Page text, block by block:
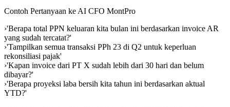
Contoh Pertanyaan ke AI CFO MontPro
›'Berapa total PPN keluaran kita bulan ini berdasarkan invoice AR
yang sudah tercatat?'
›'Tampilkan semua transaksi PPh 23 di Q2 untuk keperluan
rekonsiliasi pajak'
›'Kapan invoice dari PT X sudah lebih dari 30 hari dan belum
dibayar?'
›'Berapa proyeksi laba bersih kita tahun ini berdasarkan aktual
YTD?'